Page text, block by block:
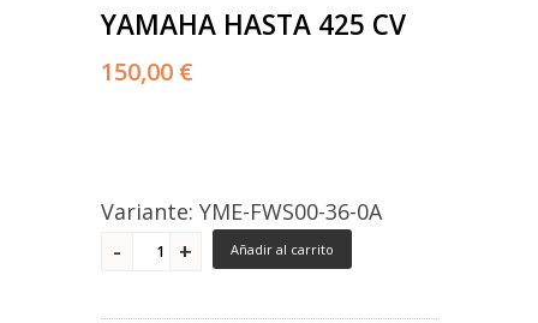
YAMAHA HASTA 425 CV
150,00 €
Variante: YME-FWS00-36-0A
Añadir al carrito